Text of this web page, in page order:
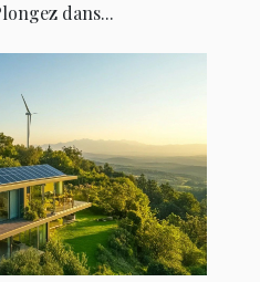
dans...